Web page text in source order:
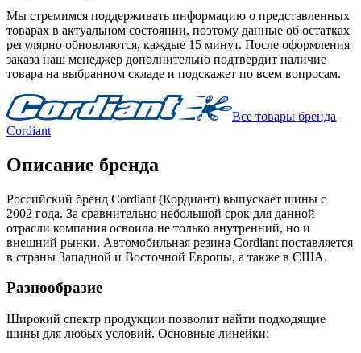
Мы стремимся поддерживать информацию о представленных
товарах в актуальном состоянии, поэтому данные об остатках
регулярно обновляются, каждые 15 минут. После оформления
заказа наш менеджер дополнительно подтвердит наличие
товара на выбранном складе и подскажет по всем вопросам.
Все товары бренда
Cordiant
Описание бренда
Российский бренд Cordiant (Кордиант) выпускает шины с
2002 года. За сравнительно небольшой срок для данной
отрасли компания освоила не только внутренний, но и
внешний рынки. Автомобильная резина Cordiant поставляется
в страны Западной и Восточной Европы, а также в США.
Разнообразие
Широкий спектр продукции позволит найти подходящие
шины для любых условий. Основные линейки: